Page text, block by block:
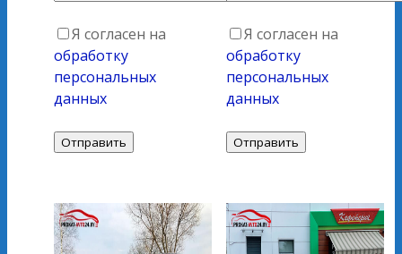
Я согласен на
обработку
персональных
данных
Я согласен на
обработку
персональных
данных